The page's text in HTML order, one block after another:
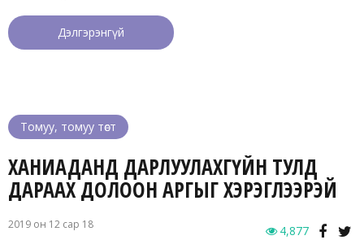
Дэлгэрэнгүй
Томуу, томуу төст
ХАНИАДАНД ДАРЛУУЛАХГҮЙН ТУЛД
ДАРААХ ДОЛООН АРГЫГ ХЭРЭГЛЭЭРЭЙ
2019 он 12 сар 18 4,877